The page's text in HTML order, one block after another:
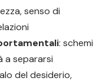
senso di
: schemi
a separarsi
del desiderio,